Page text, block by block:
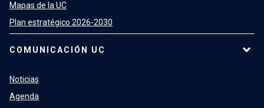
Mapas de la UC
Plan estratégico 2026-2030
COMUNICACIÓN UC
Noticias
Agenda